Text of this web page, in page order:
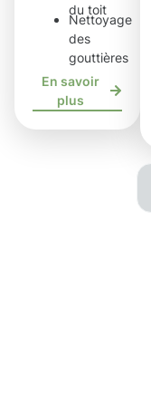
du toit
Nettoyage
des
gouttières
En savoir
plus